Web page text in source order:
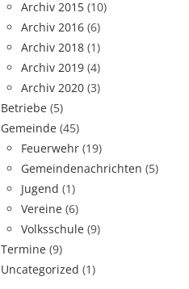
Archiv 2015 (10)
Archiv 2016 (6)
Archiv 2018 (1)
Archiv 2019 (4)
Archiv 2020 (3)
Betriebe (5)
Gemeinde (45)
Feuerwehr (19)
Gemeindenachrichten (5)
Jugend (1)
Vereine (6)
Volksschule (9)
Termine (9)
Uncategorized (1)